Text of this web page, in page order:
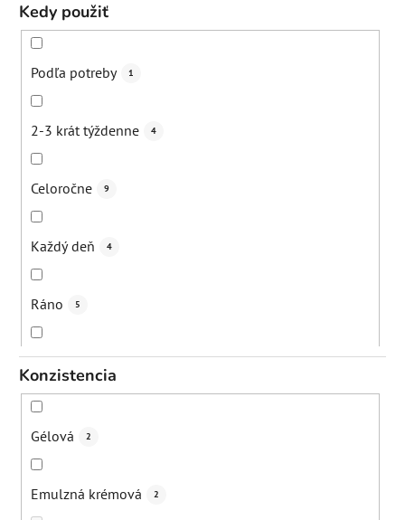
Kedy použiť
Podľa potreby 1
2-3 krát týždenne 4
Celoročne 9
Každý deň 4
Ráno 5
Večer
Konzistencia
Gélová 2
Emulzná krémová 2